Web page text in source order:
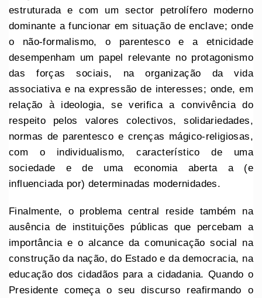
estruturada e com um sector petrolífero moderno
dominante a funcionar em situação de enclave; onde
o não-formalismo, o parentesco e a etnicidade
desempenham um papel relevante no protagonismo
das forças sociais, na organização da vida
associativa e na expressão de interesses; onde, em
relação à ideologia, se verifica a convivência do
respeito pelos valores colectivos, solidariedades,
normas de parentesco e crenças mágico-religiosas,
com o individualismo, característico de uma
sociedade e de uma economia aberta a (e
influenciada por) determinadas modernidades.
Finalmente, o problema central reside também na
ausência de instituições públicas que percebam a
importância e o alcance da comunicação social na
construção da nação, do Estado e da democracia, na
educação dos cidadãos para a cidadania. Quando o
Presidente começa o seu discurso reafirmando o